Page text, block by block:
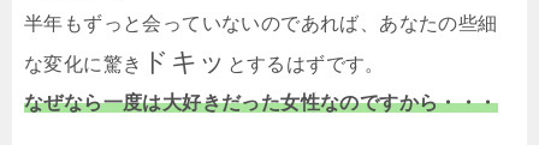
半年もずっと会っていないのであれば、あなたの些細
な変化に驚き
ドキッ とするはずです。
なぜなら一度は大好きだった女性なのですから・・・